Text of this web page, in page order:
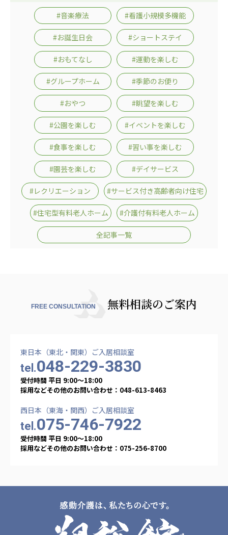
一般社団法人フードラボジャパン
特定非営利活動法人日本医療福祉機構
株式会社アメックファーマシー
株式会社エネクト 株式会社 G.com R＆M
海外グループ会社
美迪克（上海）商务咨询有限公司
共生（大連）商務諮詢有限公司
台灣善合股份有限公司
Angkor-Japan Friendship International
Hospital
クヴィアン小学校・カンボジア日本友好共生クヴ
ィアン中学校
カンボジア日本友好技術教育センター
NGO共生の家
#音楽療法 #看護小規模多機能
#お誕生日会 #ショートステイ
#おもてなし #運動を楽しむ
#グループホーム #季節のお便り
#おやつ #眺望を楽しむ
#公園を楽しむ #イベントを楽しむ
#食事を楽しむ #習い事を楽しむ
#園芸を楽しむ #デイサービス
#レクリエーション #サービス付き高齢者向け住宅
#住宅型有料老人ホーム #介護付有料老人ホーム
全記事一覧
FREE CONSULTATION 無料相談のご案内
東日本（東北・関東）ご入居相談室
tel.048-229-3830
受付時間 平日 9:00〜18:00
採用などその他のお問い合わせ：048-613-8463
西日本（東海・関西）ご入居相談室
tel.075-746-7922
受付時間 平日 9:00〜18:00
採用などその他のお問い合わせ：075-256-8700